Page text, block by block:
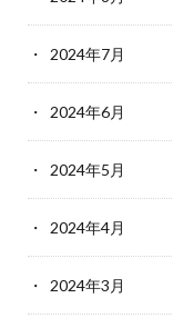
2024年7月
2024年6月
2024年5月
2024年4月
2024年3月